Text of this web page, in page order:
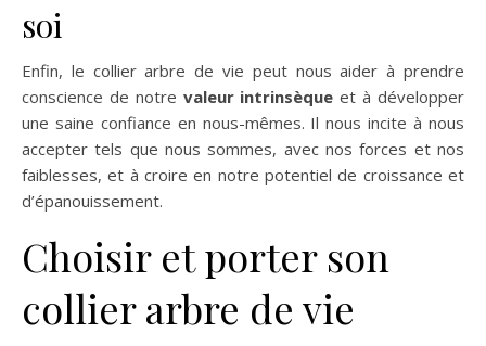
soi
Enfin, le collier arbre de vie peut nous aider à prendre
conscience de notre valeur intrinsèque et à développer
une saine confiance en nous-mêmes. Il nous incite à nous
accepter tels que nous sommes, avec nos forces et nos
faiblesses, et à croire en notre potentiel de croissance et
d’épanouissement.
Choisir et porter son
collier arbre de vie